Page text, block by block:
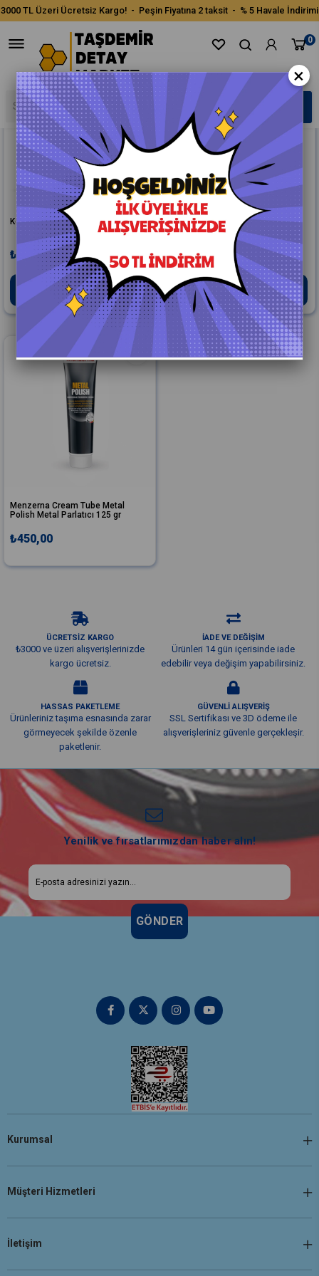
3000 TL Üzeri Ücretsiz Kargo! - Peşin Fiyatına 2 taksit - % 5 Havale İndirimi
0
Filtreleme
Sıralama
Koch Chemie Metal Polish 75ml
₺610,00
Sepete Ekle
Auto Finesse Metal Cilası Krem
Mercury 250ml.
₺500,00
Sepete Ekle
Menzerna Cream Tube Metal
Polish Metal Parlatıcı 125 gr
₺450,00
ÜCRETSİZ KARGO
₺3000 ve üzeri alışverişlerinizde
kargo ücretsiz.
İADE VE DEĞİŞİM
Ürünleri 14 gün içerisinde iade
edebilir veya değişim yapabilirsiniz.
HASSAS PAKETLEME
Ürünleriniz taşıma esnasında zarar
görmeyecek şekilde özenle
paketlenir.
GÜVENLİ ALIŞVERİŞ
SSL Sertifikası ve 3D ödeme ile
alışverişleriniz güvenle gerçekleşir.
Yenilik ve fırsatlarımızdan haber alın!
GÖNDER
Kurumsal
Müşteri Hizmetleri
İletişim
×